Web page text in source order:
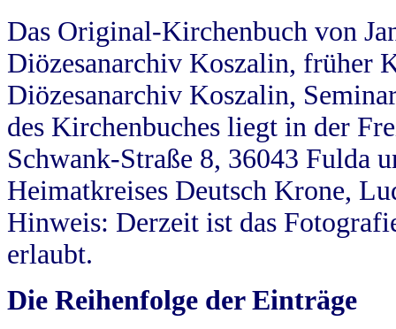
Das Original-Kirchenbuch von
Diözesanarchiv Koszalin, früher
Diözesanarchiv Koszalin,
des Kirchenbuches liegt in der
Schwank-Straße 8, 36043 Fulda
Heimatkreises Deutsch Krone,
Hinweis: Derzeit ist das
erlaubt.
Die Reihenfolge der Einträge